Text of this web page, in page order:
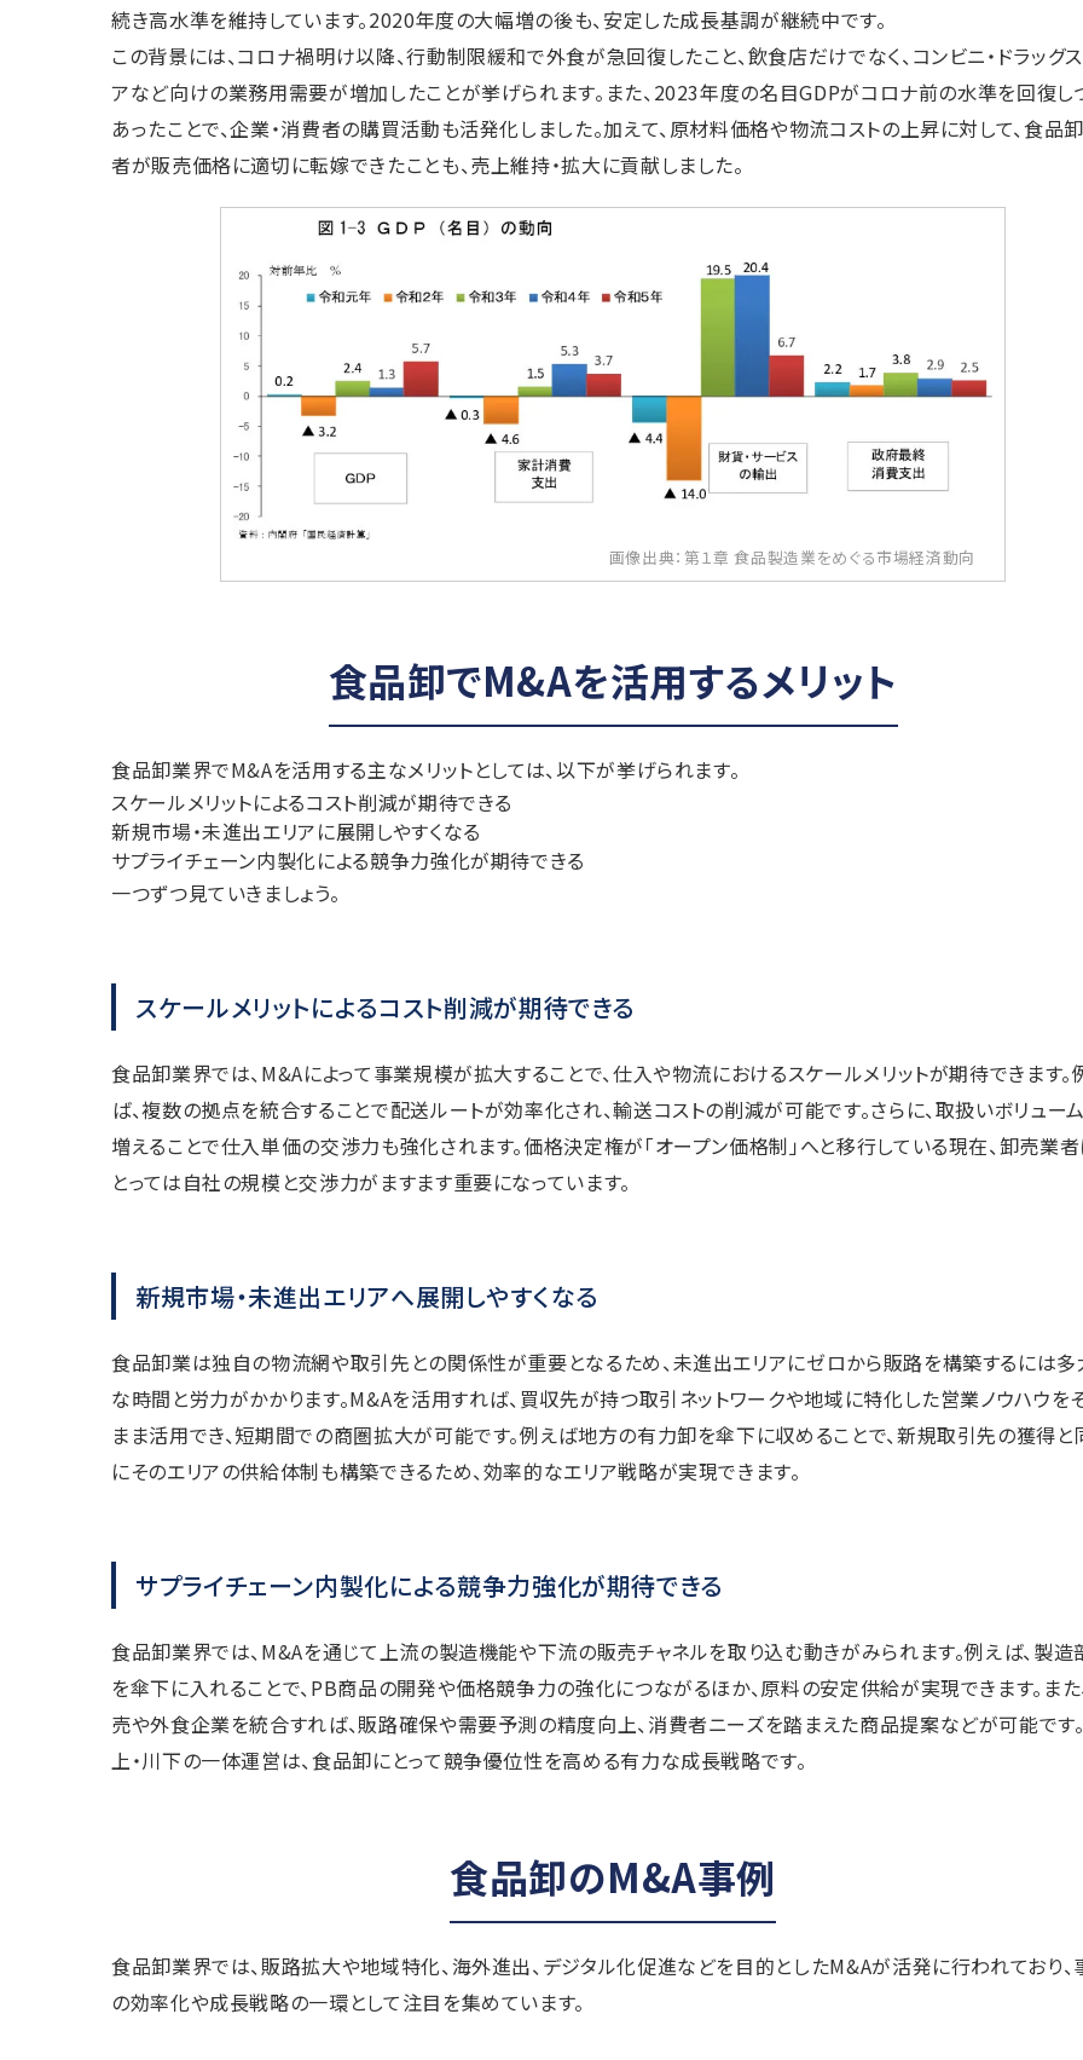
続き高水準を維持しています。2020年度の大幅増の後も、安定した成長基調が継続中です。
この背景には、コロナ禍明け以降、行動制限緩和で外食が急回復したこと、飲食店だけでなく、コンビニ・ドラッグ
アなど向けの業務用需要が増加したことが挙げられます。また、2023年度の名目GDPがコロナ前の水準を回復し
あったことで、企業・消費者の購買活動も活発化しました。加えて、原材料価格や物流コストの上昇に対して、食品
者が販売価格に適切に転嫁できたことも、売上維持・拡大に貢献しました。
画像出典：第１章 食品製造業をめぐる市場経済動向
食品卸でM&Aを活用するメリット
食品卸業界でM&Aを活用する主なメリットとしては、以下が挙げられます。
スケールメリットによるコスト削減が期待できる
新規市場・未進出エリアに展開しやすくなる
サプライチェーン内製化による競争力強化が期待できる
一つずつ見ていきましょう。
スケールメリットによるコスト削減が期待できる
食品卸業界では、M&Aによって事業規模が拡大することで、仕入や物流におけるスケールメリットが期待できます。
ば、複数の拠点を統合することで配送ルートが効率化され、輸送コストの削減が可能です。さらに、取扱いボリュー
増えることで仕入単価の交渉力も強化されます。価格決定権が「オープン価格制」へと移行している現在、卸売業
とっては自社の規模と交渉力がますます重要になっています。
新規市場・未進出エリアへ展開しやすくなる
食品卸業は独自の物流網や取引先との関係性が重要となるため、未進出エリアにゼロから販路を構築するには多
な時間と労力がかかります。M&Aを活用すれば、買収先が持つ取引ネットワークや地域に特化した営業ノウハウを
まま活用でき、短期間での商圏拡大が可能です。例えば地方の有力卸を傘下に収めることで、新規取引先の獲得と
にそのエリアの供給体制も構築できるため、効率的なエリア戦略が実現できます。
サプライチェーン内製化による競争力強化が期待できる
食品卸業界では、M&Aを通じて上流の製造機能や下流の販売チャネルを取り込む動きがみられます。例えば、製造
を傘下に入れることで、PB商品の開発や価格競争力の強化につながるほか、原料の安定供給が実現できます。また
売や外食企業を統合すれば、販路確保や需要予測の精度向上、消費者ニーズを踏まえた商品提案などが可能です
上・川下の一体運営は、食品卸にとって競争優位性を高める有力な成長戦略です。
食品卸のM&A事例
食品卸業界では、販路拡大や地域特化、海外進出、デジタル化促進などを目的としたM&Aが活発に行われており、
の効率化や成長戦略の一環として注目を集めています。